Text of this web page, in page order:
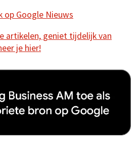
op Google Nieuws
artikelen, geniet tijdelijk van
je hier!